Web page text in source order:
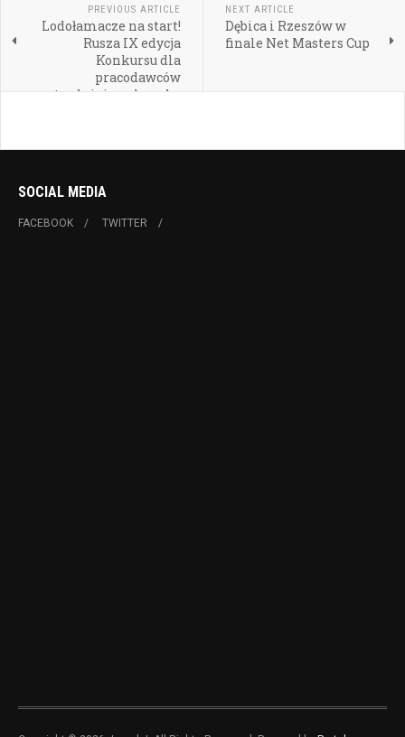
PREVIOUS ARTICLE
Lodołamacze na start!
Rusza IX edycja
Konkursu dla
pracodawców
zatrudniających osoby
NEXT ARTICLE
Dębica i Rzeszów w
finale Net Masters Cup
SOCIAL MEDIA
FACEBOOK TWITTER